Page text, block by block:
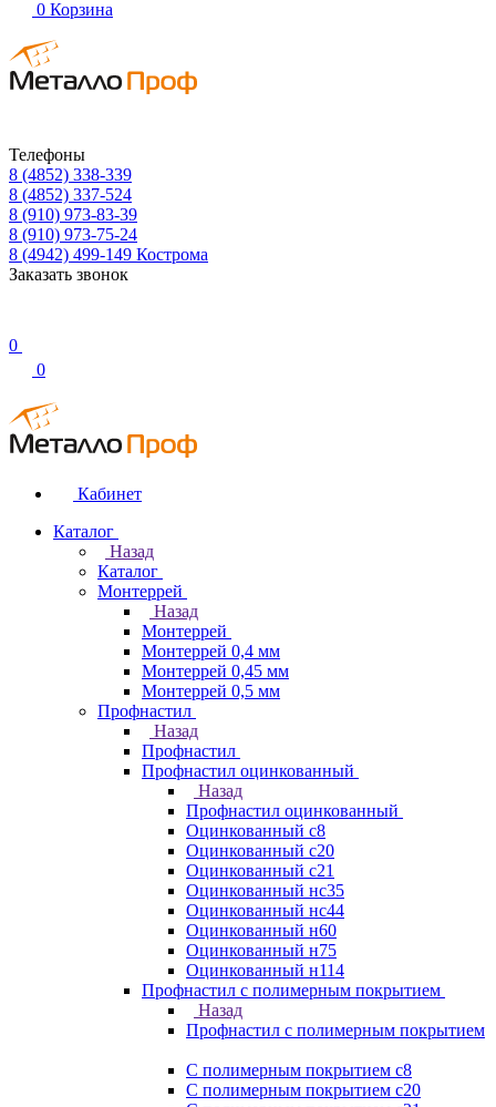
0 Корзина
Телефоны
8 (4852) 338-339
8 (4852) 337-524
8 (910) 973-83-39
8 (910) 973-75-24
8 (4942) 499-149 Кострома
Заказать звонок
0
0
Кабинет
Каталог
Назад
Каталог
Монтеррей
Назад
Монтеррей
Монтеррей 0,4 мм
Монтеррей 0,45 мм
Монтеррей 0,5 мм
Профнастил
Назад
Профнастил
Профнастил оцинкованный
Назад
Профнастил оцинкованный
Оцинкованный с8
Оцинкованный с20
Оцинкованный с21
Оцинкованный нс35
Оцинкованный нс44
Оцинкованный н60
Оцинкованный н75
Оцинкованный н114
Профнастил с полимерным покрытием
Назад
Профнастил с полимерным покрытием
С полимерным покрытием с8
С полимерным покрытием с20